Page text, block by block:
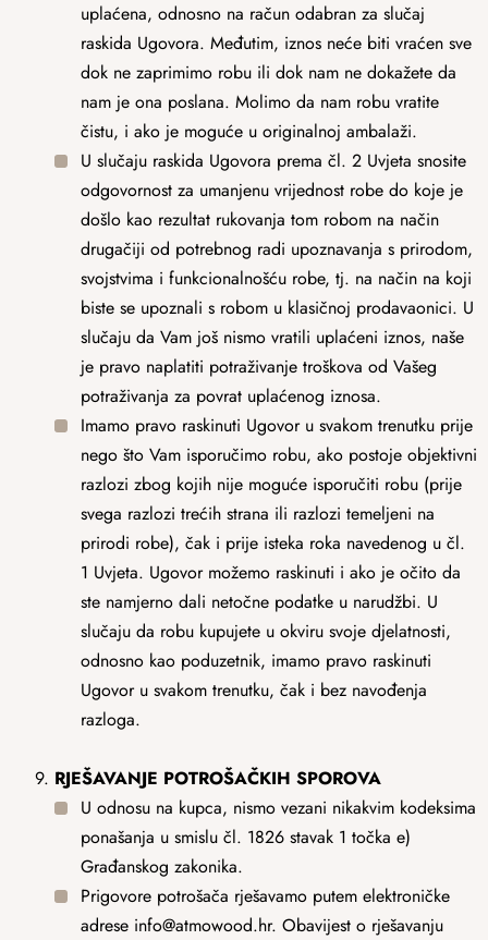
uplaćena, odnosno na račun odabran za slučaj
raskida Ugovora. Međutim, iznos neće biti vraćen sve
dok ne zaprimimo robu ili dok nam ne dokažete da
nam je ona poslana. Molimo da nam robu vratite
čistu, i ako je moguće u originalnoj ambalaži.
U slučaju raskida Ugovora prema čl. 2 Uvjeta snosite
odgovornost za umanjenu vrijednost robe do koje je
došlo kao rezultat rukovanja tom robom na način
drugačiji od potrebnog radi upoznavanja s prirodom,
svojstvima i funkcionalnošću robe, tj. na način na koji
biste se upoznali s robom u klasičnoj prodavaonici. U
slučaju da Vam još nismo vratili uplaćeni iznos, naše
je pravo naplatiti potraživanje troškova od Vašeg
potraživanja za povrat uplaćenog iznosa.
Imamo pravo raskinuti Ugovor u svakom trenutku prije
nego što Vam isporučimo robu, ako postoje objektivni
razlozi zbog kojih nije moguće isporučiti robu (prije
svega razlozi trećih strana ili razlozi temeljeni na
prirodi robe), čak i prije isteka roka navedenog u čl.
1 Uvjeta. Ugovor možemo raskinuti i ako je očito da
ste namjerno dali netočne podatke u narudžbi. U
slučaju da robu kupujete u okviru svoje djelatnosti,
odnosno kao poduzetnik, imamo pravo raskinuti
Ugovor u svakom trenutku, čak i bez navođenja
razloga.
RJEŠAVANJE POTROŠAČKIH SPOROVA
U odnosu na kupca, nismo vezani nikakvim kodeksima
ponašanja u smislu čl. 1826 stavak 1 točka e)
Građanskog zakonika.
Prigovore potrošača rješavamo putem elektroničke
adrese info@atmowood.hr. Obavijest o rješavanju